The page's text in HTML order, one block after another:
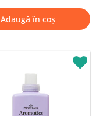
Adaugă în coș
fost:
29,90lei.
Prețul
curent
25,42lei.